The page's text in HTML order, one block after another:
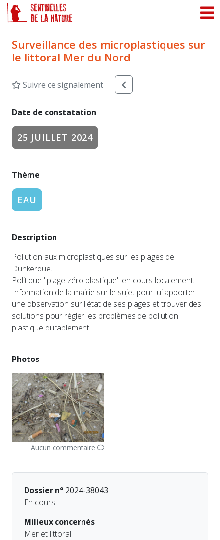
Surveillance des microplastiques sur
le littoral Mer du Nord
Suivre ce signalement
Date de constatation
25 JUILLET 2024
Thème
EAU
Description
Pollution aux microplastiques sur les plages de
Dunkerque.
Politique "plage zéro plastique" en cours localement.
Information de la mairie sur le sujet pour lui apporter
une observation sur l'état de ses plages et trouver des
solutions pour régler les problèmes de pollution
plastique durablement.
Photos
Aucun commentaire
Dossier n° 2024-38043
En cours
Milieux concernés
Mer et littoral
Panneau de gestion des cookies